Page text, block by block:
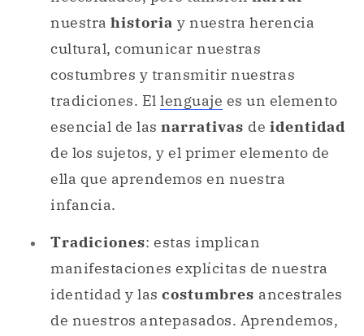
nuestra historia y nuestra herencia
cultural, comunicar nuestras
costumbres y transmitir nuestras
tradiciones. El lenguaje es un elemento
esencial de las narrativas de identidad
de los sujetos, y el primer elemento de
ella que aprendemos en nuestra
infancia.
Tradiciones: estas implican
manifestaciones explícitas de nuestra
identidad y las costumbres ancestrales
de nuestros antepasados. Aprendemos,